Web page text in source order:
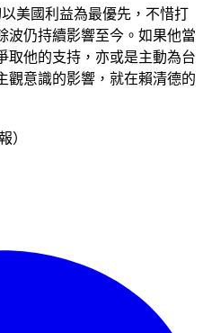
美國利益為最優先，不惜打
波仍持續影響至今。如果他當
取他的支持，亦或是主動為台
觀意識的影響，就在賴清德的
）